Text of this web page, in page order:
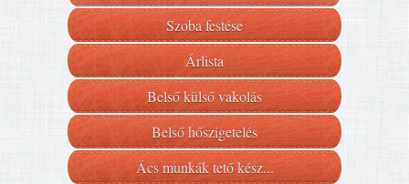
Szoba festése
Árlista
Belső külső vakolás
Belső hőszigetelés
Ács munkák tető kész...